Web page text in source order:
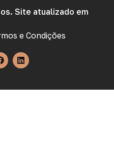
Site atualizado em
e Condições